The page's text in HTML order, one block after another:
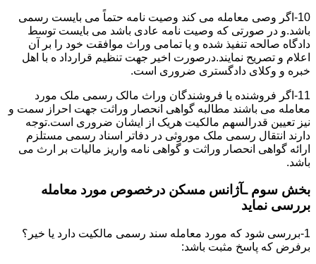
10-اگر وصی معامله می کند وصیت نامه حتماً می بایست رسمی
باشد.و در صورتی که وصیت نامه عادی باشد می بایست توسط
دادگاه صالحه تنفیذ شده و یا تمامی وراث موافقت خود را بر آن
اعلام و تصریح نمایند.درصورت اخیر جهت تنظیم قرارداد ه با اهل
خبره و وکلای دادگستری ضروری است.
11-اگر فروشنده یا فروشندگان وراث مالک رسمی ملک مورد
معامله می باشند مطالبه گواهی انحصار وراثت جهت احراز سمت و
نیز تعیین قدرالسهم مالکیت هریک از ایشان ضروری است.توجه
دارند انتقال رسمی ملک موروثی در دفاتر اسناد رسمی مستلزم
ارائه گواهی انحصار وراثت و گواهی نامه واریز مالیات بر ارث می
باشد.
بخش سوم ـآژانس مسکن درخصوص مورد معامله
بررسی نماید
1-بررسی شود که مورد معامله سند رسمی مالکیت دارد یا خیر؟
برفرض که پاسخ مثبت باشد: